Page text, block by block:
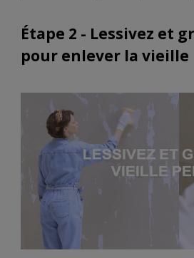
Étape 2 - Lessivez et
pour enlever la